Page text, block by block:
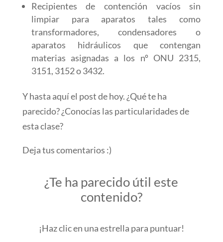
Recipientes de contención vacíos sin
limpiar para aparatos tales como
transformadores, condensadores o
aparatos hidráulicos que contengan
materias asignadas a los nº ONU 2315,
3151, 3152 o 3432.
Y hasta aquí el post de hoy. ¿Qué te ha
parecido? ¿Conocías las particularidades de
esta clase?
Deja tus comentarios :)
¿Te ha parecido útil este
contenido?
¡Haz clic en una estrella para puntuar!